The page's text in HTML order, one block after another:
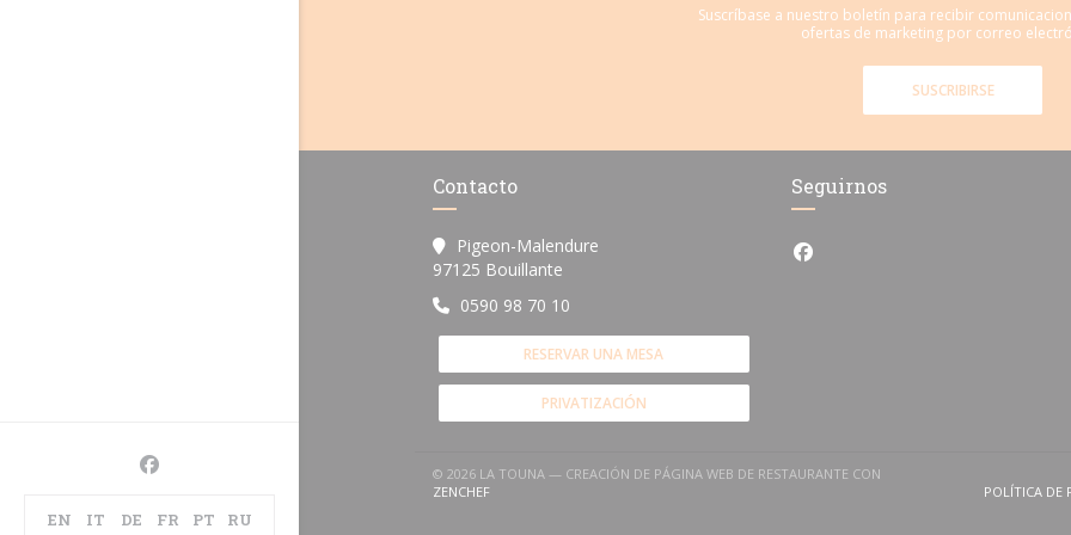
Facebook ((abre en una nueva ventana))
EN IT DE FR PT RU
Suscríbase a nuestro boletín para recibir
ofertas de marketing por correo
SUSCRIBIRSE
Contacto
Pigeon-Malendure
97125 Bouillante
0590 98 70 10
RESERVAR UNA MESA
PRIVATIZACIÓN
Seguirnos
Facebook ((abre en una nueva
© 2026 LA TOUNA — CREACIÓN DE PÁGINA WEB DE RESTAURANTE CON
ZENCHEF((ABRE EN UNA NUEVA VENTANA)) POLÍTICA DE